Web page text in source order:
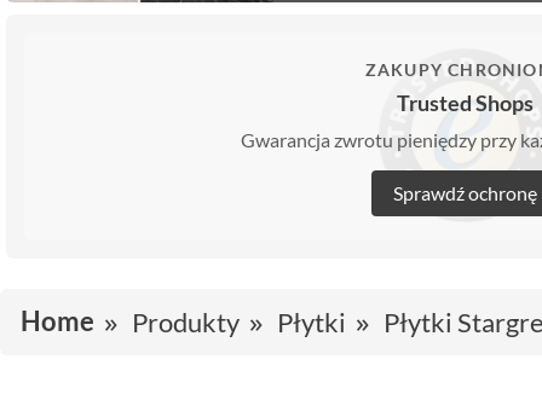
ZAKUPY
Trusted Shops
Gwarancja zwrotu pieniędzy przy
Sprawdź ochronę
Home Produkty Płytki Płytki